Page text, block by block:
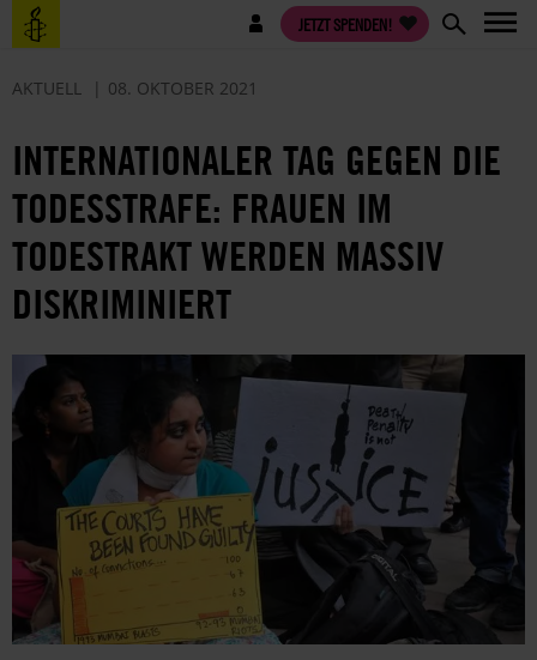
Direkt
zum
Benutzermenü JETZT SPENDEN!
AKTUELL 08. OKTOBER 2021
INTERNATIONALER TAG GEGEN DIE
TODESSTRAFE: FRAUEN IM
TODESTRAKT WERDEN MASSIV
DISKRIMINIERT